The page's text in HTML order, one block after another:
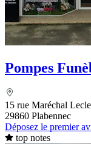
Pompes
15 rue Maréchal
29860 Plabennec
Déposez le premier
top notes